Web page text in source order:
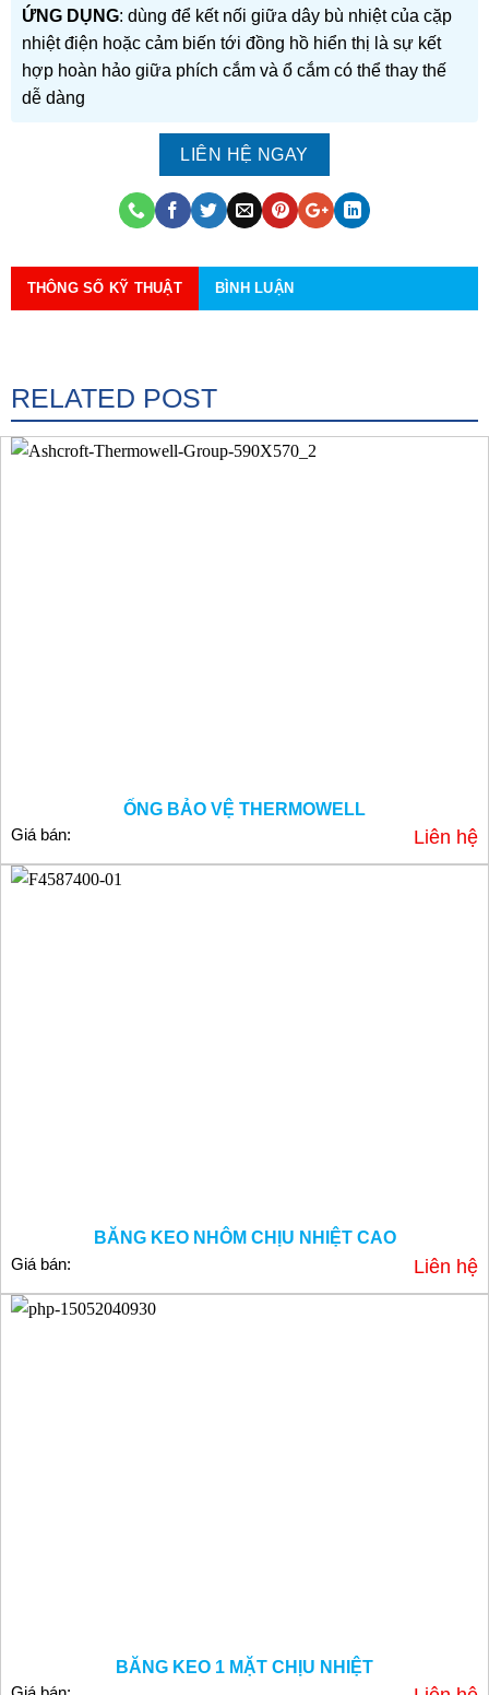
ỨNG DỤNG: dùng để kết nối giữa dây bù nhiệt của cặp
nhiệt điện hoặc cảm biến tới đồng hồ hiển thị là sự kết
hợp hoàn hảo giữa phích cắm và ổ cắm có thể thay thế
dễ dàng
LIÊN HỆ NGAY
THÔNG SỐ KỸ THUẬT BÌNH LUẬN
RELATED POST
ỐNG BẢO VỆ THERMOWELL
Giá bán:
Liên hệ
BĂNG KEO NHÔM CHỊU NHIỆT CAO
Giá bán:
Liên hệ
BĂNG KEO 1 MẶT CHỊU NHIỆT